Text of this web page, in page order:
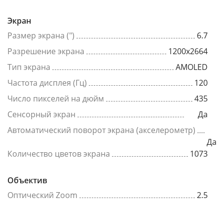
Экран
Размер экрана (")
6.7
Разрешение экрана
1200x2664
Тип экрана
AMOLED
Частота дисплея (Гц)
120
Число пикселей на дюйм
435
Сенсорный экран
Да
Автоматический поворот экрана (акселерометр)
Да
Количество цветов экрана
1073
Объектив
Оптический Zoom
2.5